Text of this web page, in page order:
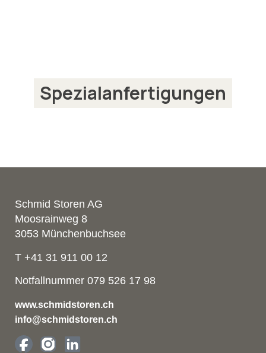
Spezialanfertigungen
Schmid Storen AG
Moosrainweg 8
3053 Münchenbuchsee
T +41 31 911 00 12
Notfallnummer 079 526 17 98
www.schmidstoren.ch
info@schmidstoren.ch